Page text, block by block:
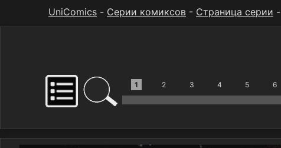
UniComics - Серии комиксов - Страница серии -
1 2 3 4 5 6